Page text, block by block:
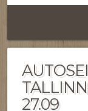
27.09